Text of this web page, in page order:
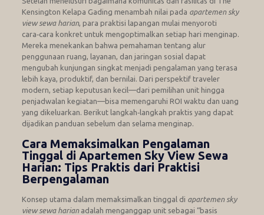
Kensington Kelapa Gading menambah nilai pada apartemen sky
view sewa harian, para praktisi lapangan mulai menyoroti
cara‑cara konkret untuk mengoptimalkan setiap hari menginap.
Mereka menekankan bahwa pemahaman tentang alur
penggunaan ruang, layanan, dan jaringan sosial dapat
mengubah kunjungan singkat menjadi pengalaman yang terasa
lebih kaya, produktif, dan bernilai. Dari perspektif traveler
modern, setiap keputusan kecil—dari pemilihan unit hingga
penjadwalan kegiatan—bisa memengaruhi ROI waktu dan uang
yang dikeluarkan. Berikut langkah‑langkah praktis yang dapat
dijadikan panduan sebelum dan selama menginap.
Cara Memaksimalkan Pengalaman
Tinggal di Apartemen Sky View Sewa
Harian: Tips Praktis dari Praktisi
Berpengalaman
Konsep utama dalam memaksimalkan tinggal di apartemen sky
view sewa harianadalah menganggap unit sebagai “basis